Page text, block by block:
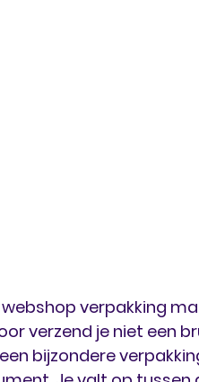
verpakking
verzend je niet een
bijzondere